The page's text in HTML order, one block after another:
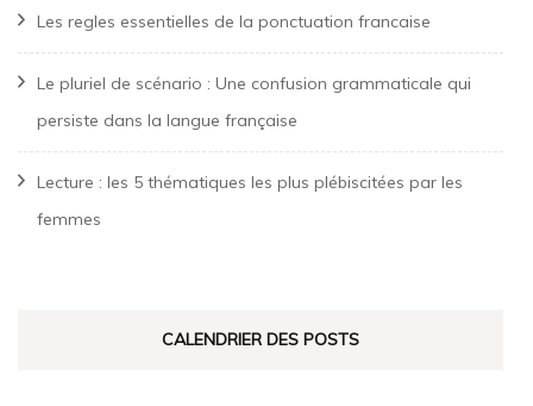
Les regles essentielles de la ponctuation francaise
Le pluriel de scénario : Une confusion grammaticale qui
persiste dans la langue française
Lecture : les 5 thématiques les plus plébiscitées par les
femmes
CALENDRIER DES POSTS